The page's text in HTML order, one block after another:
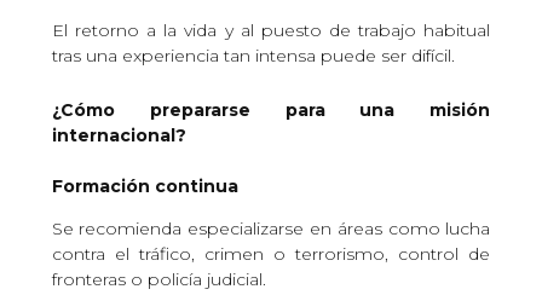
El retorno a la vida y al puesto de trabajo habitual
tras una experiencia tan intensa puede ser difícil.
¿Cómo prepararse para una misión
internacional?
Formación continua
Se recomienda especializarse en áreas como lucha
contra el tráfico, crimen o terrorismo, control de
fronteras o policía judicial.